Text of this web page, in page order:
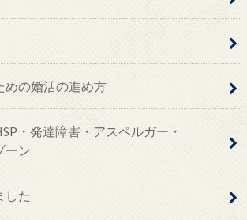
めの婚活の進め方
・発達障害・アスペルガー・
ーン
した